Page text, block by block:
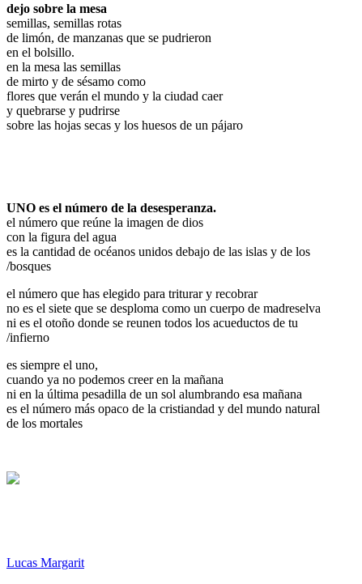
dejo sobre la mesa
semillas, semillas rotas
de limón, de manzanas que se pudrieron
en el bolsillo.
en la mesa las semillas
de mirto y de sésamo como
flores que verán el mundo y la ciudad caer
y quebrarse y pudrirse
sobre las hojas secas y los huesos de un pájaro
UNO es el número de la desesperanza.
el número que reúne la imagen de dios
con la figura del agua
es la cantidad de océanos unidos debajo de las islas y de los
/bosques
el número que has elegido para triturar y recobrar
no es el siete que se desploma como un cuerpo de madreselva
ni es el otoño donde se reunen todos los acueductos de tu
/infierno
es siempre el uno,
cuando ya no podemos creer en la mañana
ni en la última pesadilla de un sol alumbrando esa mañana
es el número más opaco de la cristiandad y del mundo natural
de los mortales
Lucas Margarit